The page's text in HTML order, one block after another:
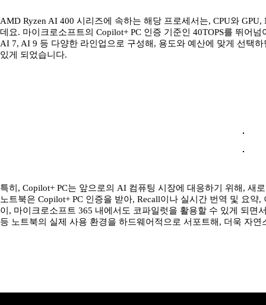
AMD Ryzen AI 400 시리즈에 속하는 해당 프로세서는, CPU와
데요. 마이크로소프트의 Copilot+ PC 인증 기준인 40TOPS를 뛰어
AI 7, AI 9 등 다양한 라인업으로 구성해, 용도와 예산에 맞게 선택
있게 되었습니다.
특히, Copilot+ PC는 앞으로의 AI 컴퓨팅 시장에 대응하기 위해, 새
노트북은 Copilot+ PC 인증을 받아, Recall이나 실시간 번역 및 요
이, 마이크로소프트 365 내에서도 코파일럿을 활용할 수 있게 되면
등 노트북의 실제 사용 환경을 하드웨어적으로 서포트해, 더욱 자